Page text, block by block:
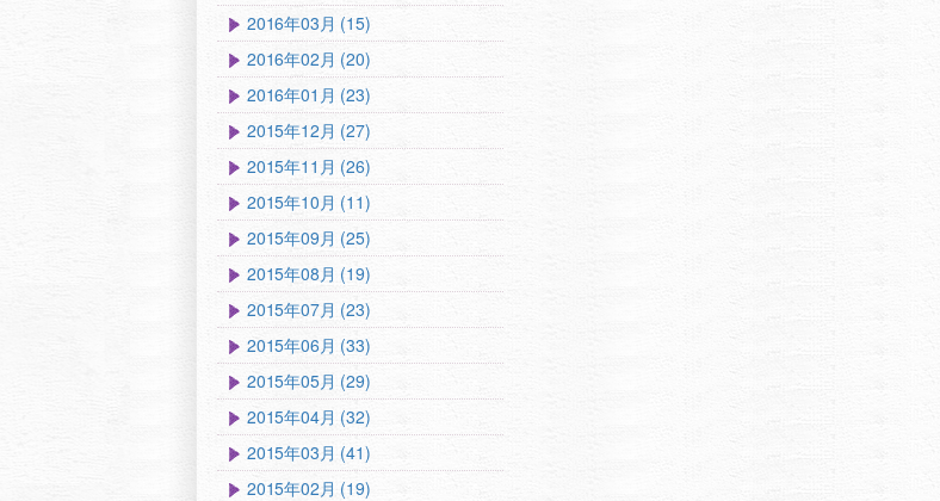
2016年03月 (15)
2016年02月 (20)
2016年01月 (23)
2015年12月 (27)
2015年11月 (26)
2015年10月 (11)
2015年09月 (25)
2015年08月 (19)
2015年07月 (23)
2015年06月 (33)
2015年05月 (29)
2015年04月 (32)
2015年03月 (41)
2015年02月 (19)